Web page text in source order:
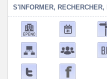
S'INFORMER, RECHERCHER,